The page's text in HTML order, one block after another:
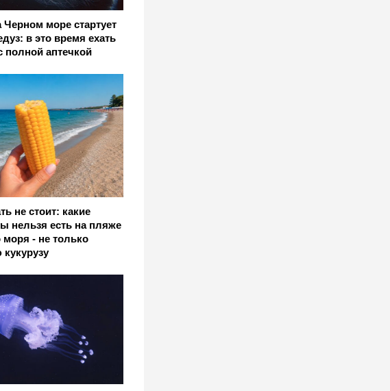
Черном море стартует
в это время ехать
полной аптечкой
не стоит: какие
нельзя есть на пляже
моря - не только